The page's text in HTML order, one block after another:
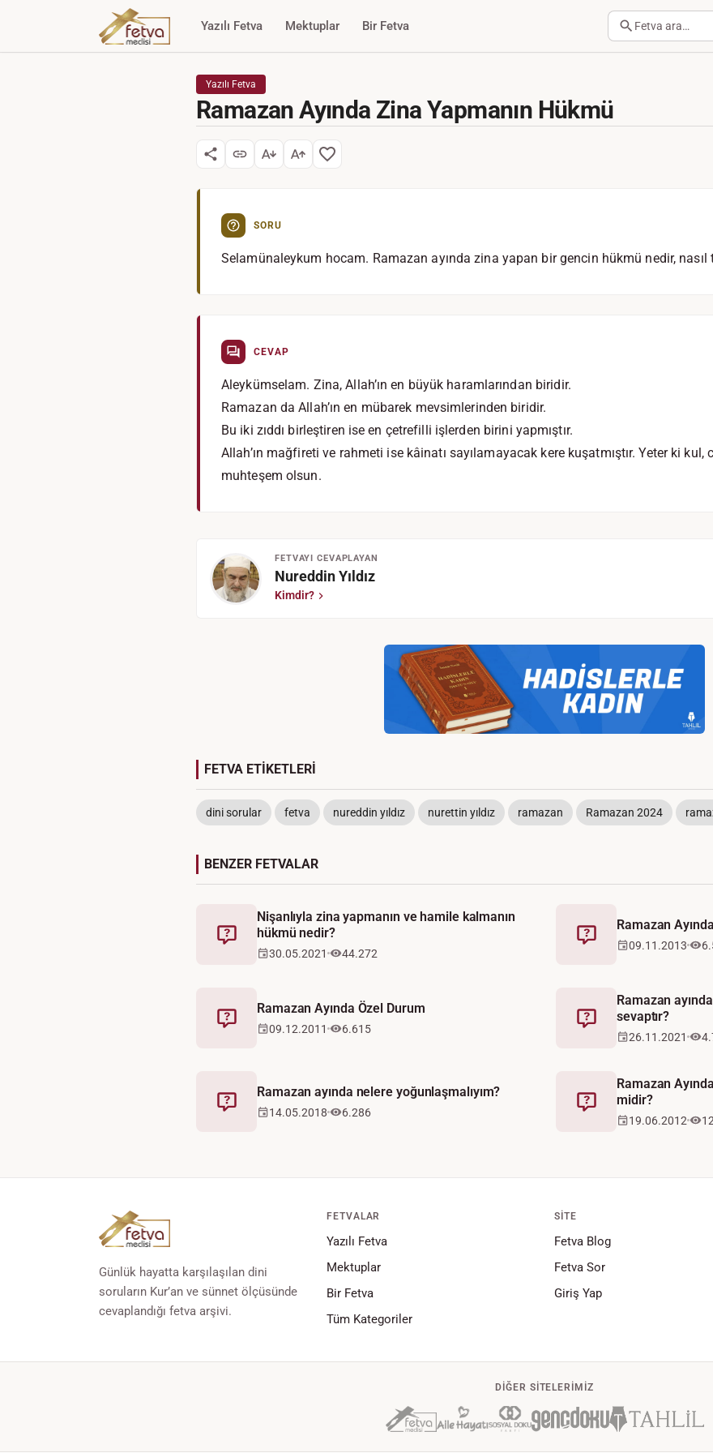
Yazılı Fetva Mektuplar Bir Fetva Fetva ara…
Yazılı Fetva
Ramazan Ayında Zina Yapmanın Hükmü
SORU
Selamünaleykum hocam. Ramazan ayında zina yapan bir gencin hükmü nedir, nasıl
CEVAP
Aleykümselam. Zina, Allah’ın en büyük haramlarından biridir.
Ramazan da Allah’ın en mübarek mevsimlerinden biridir.
Bu iki zıddı birleştiren ise en çetrefilli işlerden birini yapmıştır.
Allah’ın mağfireti ve rahmeti ise kâinatı sayılamayacak kere kuşatmıştır. Yeter ki kul,
muhteşem olsun.
FETVAYI CEVAPLAYAN
Nureddin Yıldız
Kimdir?
FETVA ETİKETLERİ
dini sorular fetva nureddin yıldız nurettin yıldız ramazan Ramazan 2024
BENZER FETVALAR
Fetva
Nişanlıyla zina yapmanın ve hamile kalmanın
hükmü nedir?
30.05.2021 44.272
Fetva
Ramazan
09.11.2013
Fetva
Ramazan Ayında Özel Durum
09.12.2011 6.615 Fetva
Ramazan
sevaptır?
26.11.2021
Fetva
Ramazan ayında nelere yoğunlaşmalıyım?
14.05.2018 6.286 Fetva
Ramazan
midir?
19.06.2012
Günlük hayatta karşılaşılan dini
soruların Kur’an ve sünnet ölçüsünde
cevaplandığı fetva arşivi.
FETVALAR
Yazılı Fetva
Mektuplar
Bir Fetva
Tüm Kategoriler
SITE
Fetva Blog
Fetva Sor
Giriş Yap
DIĞER SITELERIMIZ